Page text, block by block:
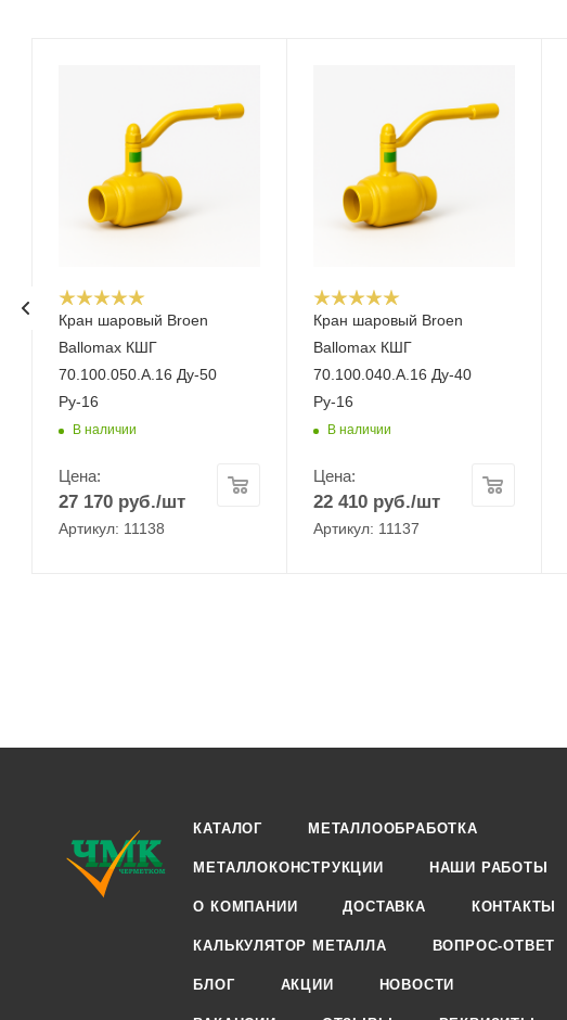
Кран шаровый Broen
Ballomax КШГ
70.100.050.А.16 Ду-50
Ру-16
В наличии
Цена:
27 170 руб./шт
Артикул: 11138
Кран шаровый Broen
Ballomax КШГ
70.100.040.А.16 Ду-40
Ру-16
В наличии
Цена:
22 410руб./шт
Артикул: 11137
КАТАЛОГ МЕТАЛЛООБРАБОТКА
МЕТАЛЛОКОНСТРУКЦИИ НАШИ РАБОТЫ
О КОМПАНИИ ДОСТАВКА КОНТАКТЫ
КАЛЬКУЛЯТОР МЕТАЛЛА ВОПРОС-ОТВЕТ
БЛОГ АКЦИИ НОВОСТИ